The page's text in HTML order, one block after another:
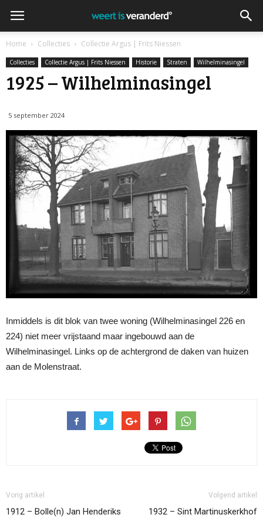
Home Collecties Collectie Argus | Frits Niessen
Collecties Collectie Argus | Frits Niessen Historie Straten Wilhelminasingel
1925 – Wilhelminasingel
5 september 2024
Inmiddels is dit blok van twee woning (Wilhelminasingel 226 en
224) niet meer vrijstaand maar ingebouwd aan de
Wilhelminasingel. Links op de achtergrond de daken van huizen
aan de Molenstraat.
Vorig artikel
1912 – Bolle(n) Jan Henderiks
Volgend artikel
1932 – Sint Martinuskerkhof